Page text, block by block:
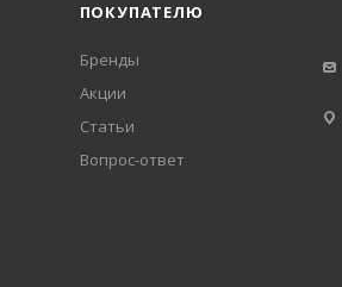
ПОКУПАТЕЛЮ
Бренды
Акции
Статьи
Вопрос-ответ